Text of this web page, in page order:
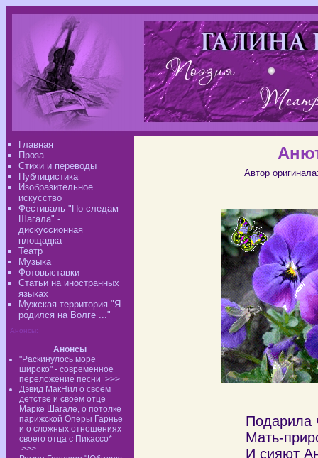
Главная
Проза
Стихи и переводы
Публицистика
Изобразительное
искусство
Фестиваль "По следам
Шагала" -
дискуссионная
площадка
Театр
Музыка
Фотовыставки
Статьи на иностранных
языках
Мужская территория "Я
родился на Волге ..."
Анонсы:
Анонсы
"Раскинулось море
широко" - современное
переложение песни >>>
Дэвид МакНил о своём
детстве и своём отце
Марке Шагале, о потолке
парижской Оперы Гарнье
и о сложных отношениях
своего отца с Пикассо*
>>>
Автор
Подарила
Мать-
И сияют